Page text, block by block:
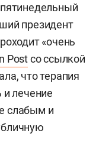
президент
«очень
Postсо ссылкой
что терапия
и лечение
слабым и